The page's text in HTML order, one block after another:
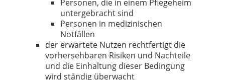
Personen, die in einem Pflegeheim
untergebracht sind
Personen in medizinischen
Notfällen
der erwartete Nutzen rechtfertigt die
vorhersehbaren Risiken und Nachteile
und die Einhaltung dieser Bedingung
wird ständig überwacht